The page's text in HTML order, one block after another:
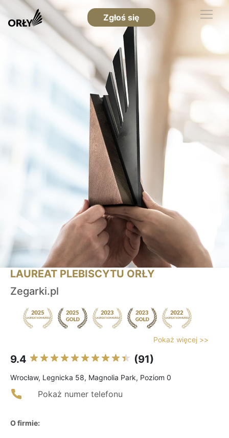
Zgłoś się
LAUREAT PLEBISCYTU ORŁY
Zegarki.pl
Pokaż więcej >>
9.4 (91)
Wrocław, Legnicka 58, Magnolia Park, Poziom 0
Pokaż numer telefonu
O firmie: